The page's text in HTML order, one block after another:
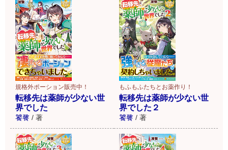
規格外ポーション販売中！
転移先は薬師が少ない世
界でした
饕餮 / 著
もふもふたちとお薬作り！
転移先は薬師が少ない世
界でした２
饕餮 / 著